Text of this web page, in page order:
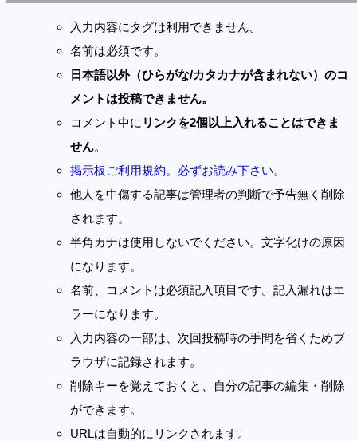
入力内容にタグは利用できません。
名前は必須です。
日本語以外（ひらがな/カタカナが含まれない）のコ
メントは投稿できません。
コメント中に リンクを2個以上入れることはできま
せん。
掲示板ご利用規約。必ずお読み下さい。
他人を中傷する記事は管理者の判断で予告無く削除
されます。
半角カナは使用しないでください。文字化けの原因
になります。
名前、コメントは必須記入項目です。記入漏れはエ
ラーになります。
入力内容の一部は、次回投稿時の手間を省くためブ
ラウザに記録されます。
削除キーを覚えておくと、自分の記事の編集・削除
ができます。
URLは自動的にリンクされます。